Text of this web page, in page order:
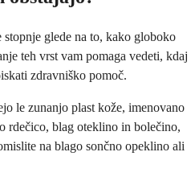
glede na to, kako globoko
teh vrst vam pomaga vedeti, kdaj
zdravniško pomoč.
le zunanjo plast kože, imenovano
rdečico, blag oteklino in bolečino,
na blago sončno opeklino ali